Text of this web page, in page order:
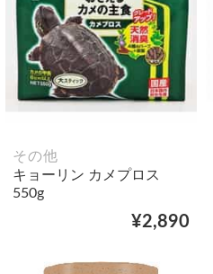
その他
キョーリン カメプロス
550g
¥2,890